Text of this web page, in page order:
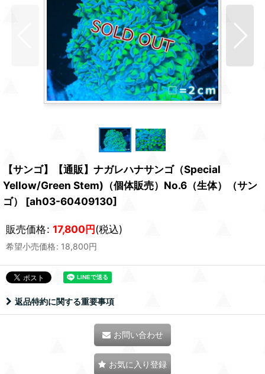
【サンゴ】【通販】ナガレハナサンゴ（Special
Yellow/Green Stem)（個体販売）No.6（生体）（サン
ゴ）
[ah03-60409130]
販売価格: 17,800円(税込)
希望小売価格: 18,800円
返品特約に関する重要事項
お問い合わせ
お気に入り登録